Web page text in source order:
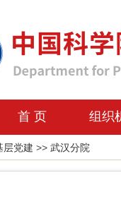
首 页 组织
层党建 >> 武汉分院